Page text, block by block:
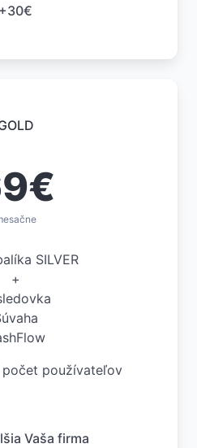
+30€
SILVER
+
počet používateľov
Vaša firma